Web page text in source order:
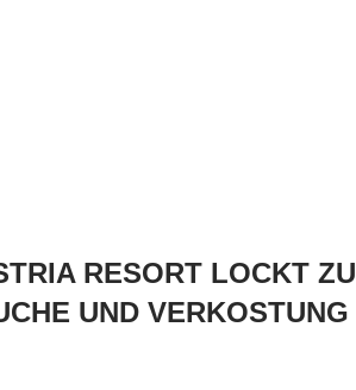
RESORT LOCKT ZU
UND VERKOSTUNG